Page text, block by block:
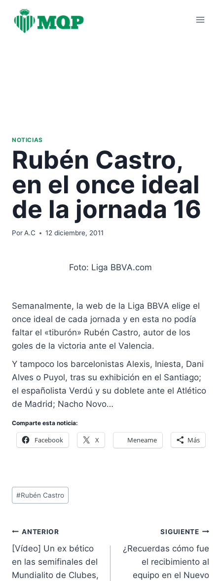
contenido
NOTICIAS
Rubén Castro,
en el once ideal
de la jornada 16
PorA.C 12 diciembre, 2011
Foto: Liga BBVA.com
Semanalmente, la web de la Liga BBVA elige el
once ideal de cada jornada y en esta no podía
faltar el «tiburón» Rubén Castro, autor de los
goles de la victoria ante el Valencia.
Y tampoco los barcelonistas Alexis, Iniesta, Dani
Alves o Puyol, tras su exhibición en el Santiago;
el españolista Verdú y su doblete ante el Atlético
de Madrid; Nacho Novo…
Comparte esta noticia:
Facebook X Meneame Más
Etiquetas
de
entrada:
#Rubén Castro
Navegación
de
entradas
ANTERIOR
[Vídeo] Un ex bético
en las semifinales del
Mundialito de Clubes,
SIGUIENTE
¿Recuerdas cómo fue
el recibimiento al
equipo en el Nuevo